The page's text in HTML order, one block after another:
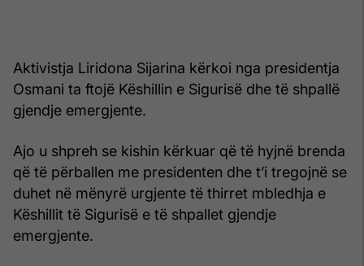
Aktivistja Liridona Sijarina kërkoi nga presidentja
Osmani ta ftojë Këshillin e Sigurisë dhe të shpallë
gjendje emergjente.
Ajo u shpreh se kishin kërkuar që të hyjnë brenda
që të përballen me presidenten dhe t’i tregojnë se
duhet në mënyrë urgjente të thirret mbledhja e
Këshillit të Sigurisë e të shpallet gjendje
emergjente.